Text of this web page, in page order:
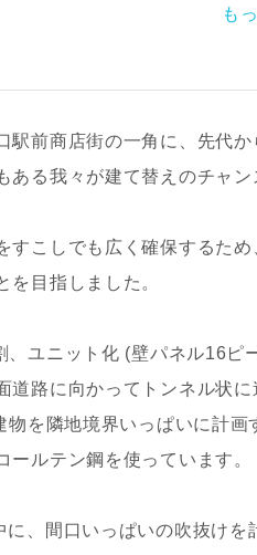
も
駅前商店街の一角に、先代か
る我々が建て替えのチャン
すこしでも広く確保するため
を目指しました。
、ユニット化 (壁パネル16ピ
道路に向かってトンネル状
を隣地境界いっぱいに計画
ルテン鋼を使っています。
、間口いっぱいの吹抜け